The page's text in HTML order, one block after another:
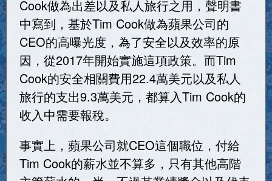
Cook做為出差以及私人旅行之用，聲明書
中寫到，基於Tim Cook做為蘋果公司的
CEO的高曝光度，為了安全以及效率的原
因，從2017年開始實施這項政策。而Tim
Cook的安全相關費用22.4萬美元以及私人
旅行的支出9.3萬美元，都算入Tim Cook的
收入中需要報稅。
事實上，蘋果公司就CEO這個職位，付給
Tim Cook的薪水並不算多，只有其他高階